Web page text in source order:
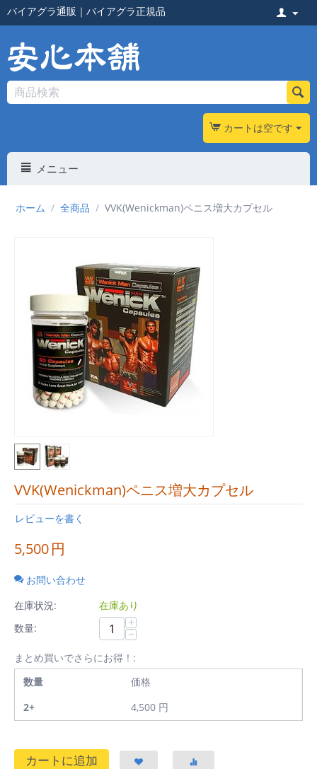
バイアグラ通販 ｜ バイアグラ正規品
カートは空です
メニュー
ホーム / 全商品 / VVK(Wenickman)ペニス増大カプセル
VVK(Wenickman)ペニス増大カプセル
レビューを書く
5,500円
お問い合わせ
在庫状況:
在庫あり
数量:
+
−
まとめ買いでさらにお得！:
数量
価格
2+
4,500 円
カートに追加